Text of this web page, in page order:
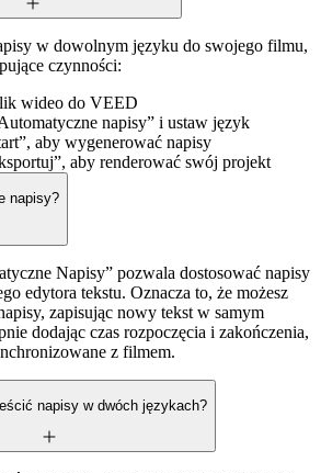
w dowolnym języku do swojego filmu,
czynności:
wideo do VEED
napisy” i ustaw język
aby wygenerować napisy
aby renderować swój projekt
napisy?
Napisy” pozwala dostosować napisy
edytora tekstu. Oznacza to, że możesz
zapisując nowy tekst w samym
dodając czas rozpoczęcia i zakończenia,
z filmem.
napisy w dwóch językach?